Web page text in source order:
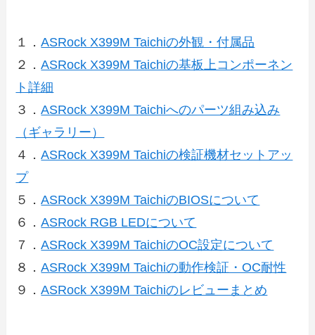
１．ASRock X399M Taichiの外観・付属品
２．ASRock X399M Taichiの基板上コンポーネン
ト詳細
３．ASRock X399M Taichiへのパーツ組み込み
（ギャラリー）
４．ASRock X399M Taichiの検証機材セットアッ
プ
５．ASRock X399M TaichiのBIOSについて
６．ASRock RGB LEDについて
７．ASRock X399M TaichiのOC設定について
８．ASRock X399M Taichiの動作検証・OC耐性
９．ASRock X399M Taichiのレビューまとめ